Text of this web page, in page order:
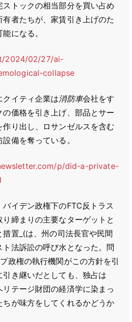
ストックの相当部分を買い占め
者たちが、家賃引き上げのた
になる。
2024/02/27/ai-
collapse
クイティ企業は消防車会社をす
価格を引き上げ、部品とサー
作り出し、ロサンゼルスを含む
備を奪っている。
p/did-a-private-
イデン政権下のFTC反トラス
り締まりの主要なターゲットと
置_(は、州の司法長官や民間
法訴訟の呼び水となった。問
政権の執行機関がこの方針を引
引き継いだとしても、独占は
リテージ財団の経済学に染まっ
が味方をしてくれるかどうか